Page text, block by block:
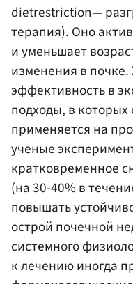
dietrestriction—
терапия). Оно
и уменьшает
изменения в
эффективность в
подходы, в
применяется на
ученые
кратковременное
(на 30-40% в
повышать
острой почечной
системного
к лечению иногда